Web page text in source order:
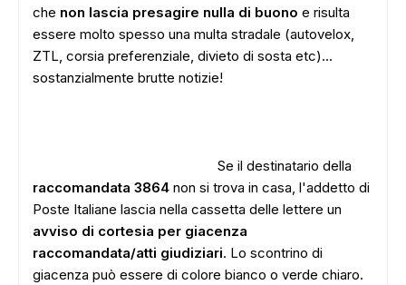
che non lascia presagire nulla di buono e risulta
essere molto spesso una multa stradale (autovelox,
ZTL, corsia preferenziale, divieto di sosta etc)...
sostanzialmente brutte notizie!
Se il destinatario della
raccomandata 3864 non si trova in casa, l'addetto di
Poste Italiane lascia nella cassetta delle lettere un
avviso di cortesia per giacenza
raccomandata/atti giudiziari. Lo scontrino di
giacenza può essere di colore bianco o verde chiaro.